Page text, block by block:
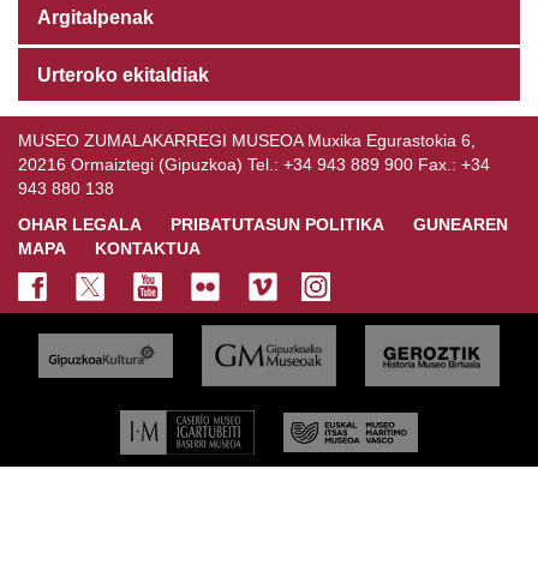
Argitalpenak
Urteroko ekitaldiak
MUSEO ZUMALAKARREGI MUSEOA Muxika Egurastokia 6,
20216 Ormaiztegi (Gipuzkoa) Tel.: +34 943 889 900 Fax.: +34
943 880 138
OHAR LEGALA
PRIBATUTASUN POLITIKA
GUNEAREN
MAPA
KONTAKTUA